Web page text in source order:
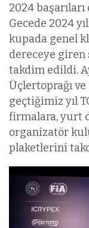
2024
Gecede 2024
kupada genel
dereceye giren
takdim edildi.
Üçlertoprağı ve
geçtiğimiz yıl
firmalara, yurt
organizatör
plaketlerini